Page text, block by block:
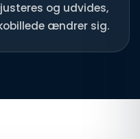
og udvides,
ændrer sig.